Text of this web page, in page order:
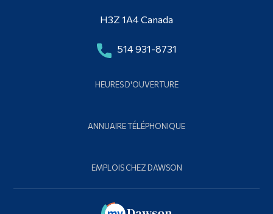
H3Z 1A4 Canada
514 931-8731
HEURES D'OUVERTURE
ANNUAIRE TÉLÉPHONIQUE
EMPLOIS CHEZ DAWSON